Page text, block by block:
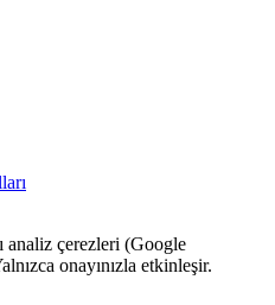
analiz çerezleri (Google
onayınızla etkinleşir.